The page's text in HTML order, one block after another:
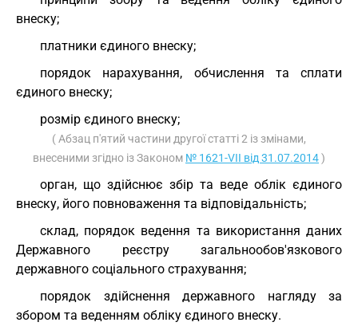
внеску;
платники єдиного внеску;
порядок нарахування, обчислення та сплати
єдиного внеску;
розмір єдиного внеску;
( Абзац п'ятий частини другої статті 2 із змінами,
внесеними згідно із Законом № 1621-VII від 31.07.2014)
орган, що здійснює збір та веде облік єдиного
внеску, його повноваження та відповідальність;
склад, порядок ведення та використання даних
Державного реєстру загальнообов'язкового
державного соціального страхування;
порядок здійснення державного нагляду за
збором та веденням обліку єдиного внеску.